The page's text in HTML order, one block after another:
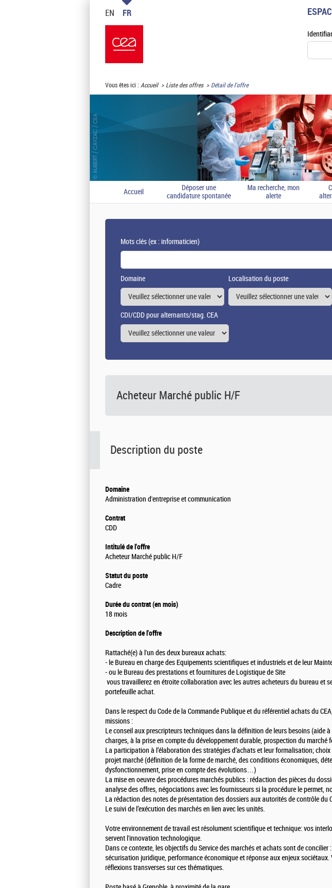
EN FR
Vous êtes ici : Accueil Liste des offres Détail de l'offre
Accueil
Déposer une
candidature spontanée
Ma recherche, mon
alerte
Mots clés(ex : informaticien)
Domaine Localisation du poste
CDI/CDD pour alternants/stag. CEA
Acheteur Marché public H/F
Description du poste
Domaine
Administration d'entreprise et communication
Contrat
CDD
Intitulé de l'offre
Acheteur Marché public H/F
Statut du poste
Cadre
Durée du contrat (en mois)
18 mois
Description de l'offre
Rattaché(e) à l'un des deux bureaux achats:
- le Bureau en charge des Equipements scientifiques et industriels et de leur
- ou le Bureau des prestations et fournitures de Logistique de Site
vous travaillerez en étroite collaboration avec les autres acheteurs du bureau et
portefeuille achat.
Dans le respect du Code de la Commande Publique et du référentiel achats du
missions :
Le conseil aux prescripteurs techniques dans la définition de leurs besoins (aide
charges, à la prise en compte du développement durable, prospection du
La participation à l’élaboration des stratégies d’achats et leur formalisation;
projet marché (définition de la forme de marché, des conditions économiques,
dysfonctionnement, prise en compte des évolutions…)
La mise en oeuvre des procédures marchés publics : rédaction des pièces du
analyse des offres, négociations avec les fournisseurs si la procédure le permet,
La rédaction des notes de présentation des dossiers aux autorités de contrôle du
Le suivi de l’exécution des marchés en lien avec les unités.
Votre environnement de travail est résolument scientifique et technique: vos
servent l'innovation technologique.
Dans ce contexte, les objectifs du Service des marchés et achats sont de concilier
sécurisation juridique, performance économique et réponse aux enjeux
réflexions transverses sur ces thématiques.